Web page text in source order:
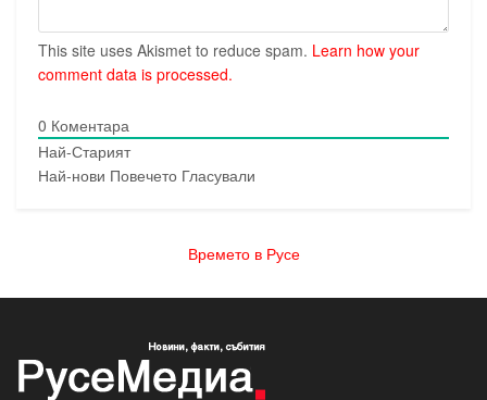
This site uses Akismet to reduce spam. Learn how your
comment data is processed.
0 Коментара
Най-Старият
Най-нови Повечето Гласували
Времето в Русе